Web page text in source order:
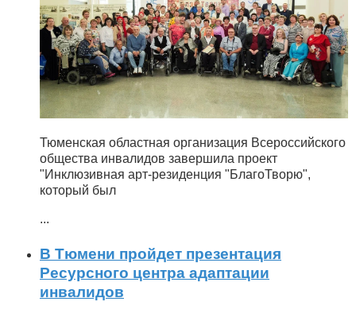
Тюменская областная организация Всероссийского
общества инвалидов завершила проект
"Инклюзивная арт-резиденция "БлагоТворю",
который был
...
В Тюмени пройдет презентация
Ресурсного центра адаптации
инвалидов